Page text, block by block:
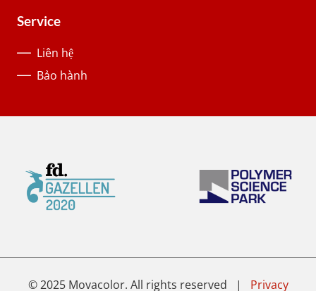
Service
Liên hệ
Bảo hành
© 2025 Movacolor. All rights reserved | Privacy